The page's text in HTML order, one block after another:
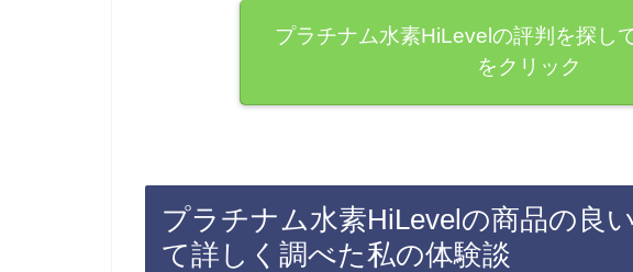
プラチナム水素HiLevelの評判を探し
をクリック
プラチナム水素HiLevelの商品の良
て詳しく調べた私の体験談